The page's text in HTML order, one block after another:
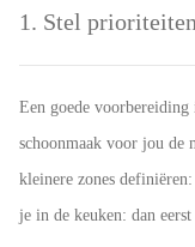
1. Stel prioriteiten
Een goede
schoonmaak voor jou de
kleinere zones
je in de keuken: dan